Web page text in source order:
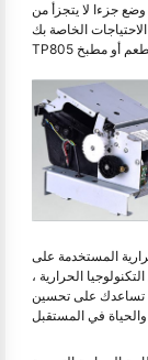
جزءا لا يتجزأ من
الخاصة بك .
المستخدمة على
الحرارية ،
تساعدك على تحسين